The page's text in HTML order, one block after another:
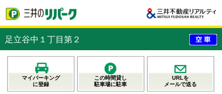
足立谷中１丁目第２
マイパーキング
に登録
この時間貸し
駐車場に駐車
URLを
メールで送る